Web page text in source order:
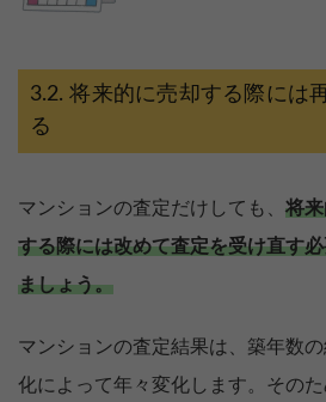
将来的に売却する際には
る
マンションの査定だけしても、 将
する際には改めて査定を受け直す
ましょう。
マンションの査定結果は、築年数
化によって年々変化します。その